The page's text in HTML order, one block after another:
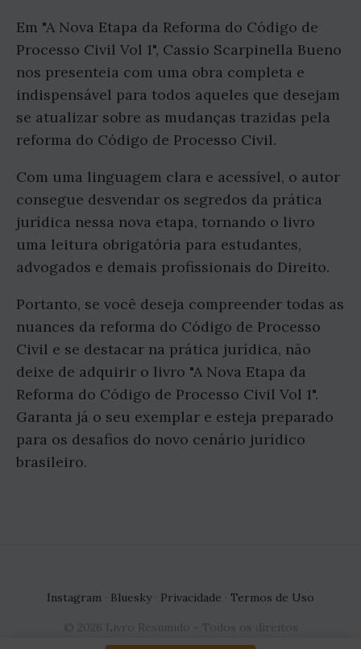
Em "A Nova Etapa da Reforma do Código de
Processo Civil Vol 1", Cassio Scarpinella Bueno
nos presenteia com uma obra completa e
indispensável para todos aqueles que desejam
se atualizar sobre as mudanças trazidas pela
reforma do Código de Processo Civil.
Com uma linguagem clara e acessível, o autor
consegue desvendar os segredos da prática
jurídica nessa nova etapa, tornando o livro
uma leitura obrigatória para estudantes,
advogados e demais profissionais do Direito.
Portanto, se você deseja compreender todas as
nuances da reforma do Código de Processo
Civil e se destacar na prática jurídica, não
deixe de adquirir o livro "A Nova Etapa da
Reforma do Código de Processo Civil Vol 1".
Garanta já o seu exemplar e esteja preparado
para os desafios do novo cenário jurídico
brasileiro.
Instagram · Bluesky· Privacidade · Termos de Uso
© 2026 Livro Resumido - Todos os direitos
reservados.